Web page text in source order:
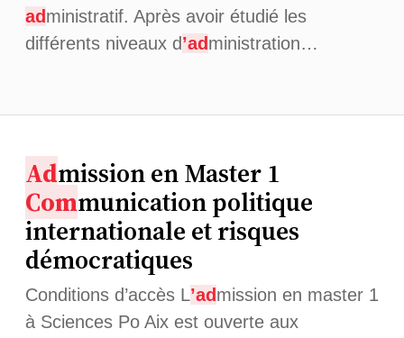
ad ministratif. Après avoir étudié les
différents niveaux d’ad ministration…
Admission en Master 1
Communication politique
internationale et risques
démocratiques
Conditions d’accès L’ad mission en master 1
à Sciences Po Aix est ouverte aux